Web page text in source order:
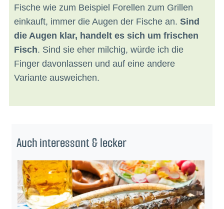
Fische wie zum Beispiel Forellen zum Grillen
einkauft, immer die Augen der Fische an. Sind
die Augen klar, handelt es sich um frischen
Fisch. Sind sie eher milchig, würde ich die
Finger davonlassen und auf eine andere
Variante ausweichen.
Auch interessant & lecker